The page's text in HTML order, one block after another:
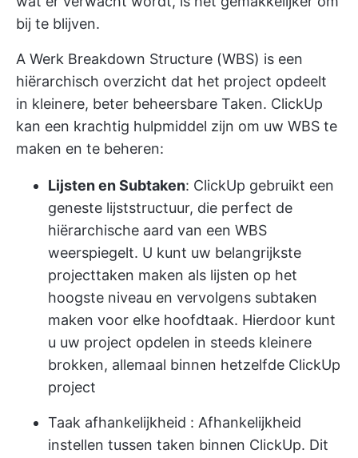
bij te blijven.
A Werk Breakdown Structure (WBS) is een
hiërarchisch overzicht dat het project opdeelt
in kleinere, beter beheersbare Taken. ClickUp
kan een krachtig hulpmiddel zijn om uw WBS te
maken en te beheren:
Lijsten en Subtaken: ClickUp gebruikt een
geneste lijststructuur, die perfect de
hiërarchische aard van een WBS
weerspiegelt. U kunt uw belangrijkste
projecttaken maken als lijsten op het
hoogste niveau en vervolgens subtaken
maken voor elke hoofdtaak. Hierdoor kunt
u uw project opdelen in steeds kleinere
brokken, allemaal binnen hetzelfde ClickUp
project
Taak afhankelijkheid : Afhankelijkheid
instellen tussen taken binnen ClickUp. Dit